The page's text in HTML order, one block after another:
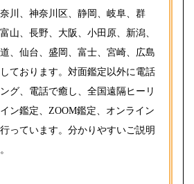
川、神奈川区、静岡、岐阜、群
山、長野、大阪、小田原、新潟、
、仙台、盛岡、富士、宮崎、広島
ております。対面鑑定以外に電話
グ、電話で癒し、全国遠隔ヒーリ
ン鑑定、ZOOM鑑定、オンライン
っています。分かりやすいご説明